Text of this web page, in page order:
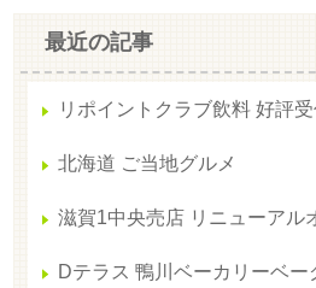
最近の記事
リポイントクラブ飲料 好評受
北海道 ご当地グルメ
滋賀1中央売店 リニューアル
Dテラス 鴨川ベーカリーベー